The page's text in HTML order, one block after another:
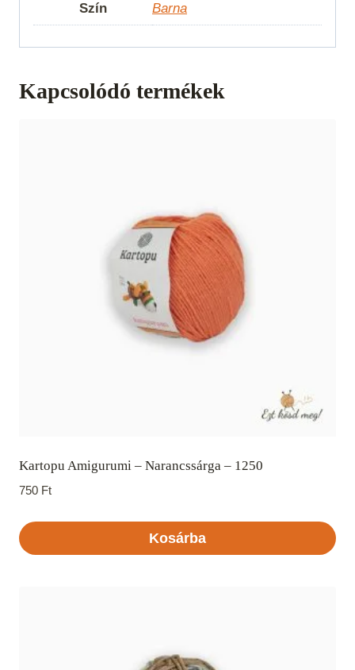
Szín Barna
Kapcsolódó termékek
Kartopu Amigurumi – Narancssárga – 1250
750 Ft
Kosárba